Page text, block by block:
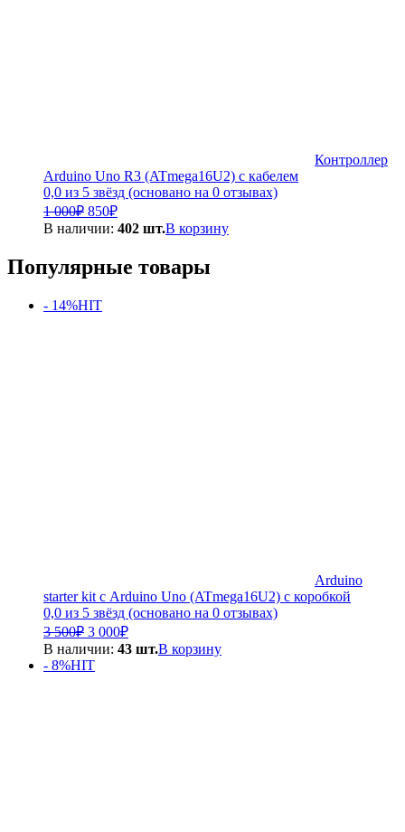
Контроллер
Arduino Uno R3 (ATmega16U2) с кабелем
0,0 из 5 звёзд (основано на 0 отзывах)
1 000₽ Первоначальная
цена
000₽.
850₽Текущая
цена:
В наличии: 402 шт.В корзину
Популярные товары
- 14%HIT
Arduino
starter kit с Arduino Uno (ATmega16U2) с коробкой
0,0 из 5 звёзд (основано на 0 отзывах)
3 500₽ Первоначальная
цена
составляла
3
3 000₽Текущая
цена:
В наличии: 43 шт.В корзину
- 8%HIT